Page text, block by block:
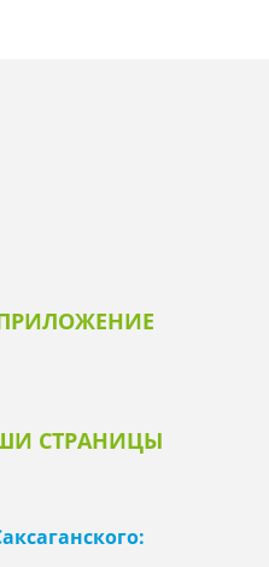
СТРАНИЦЫ